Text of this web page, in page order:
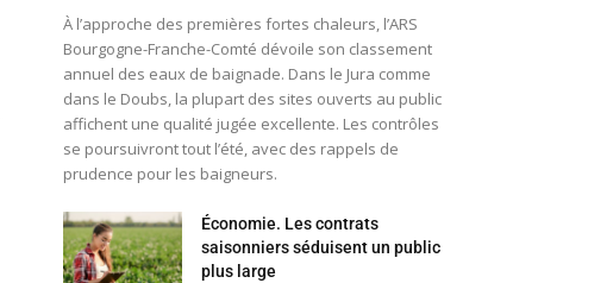
À l’approche des premières fortes chaleurs, l’ARS
Bourgogne-Franche-Comté dévoile son classement
annuel des eaux de baignade. Dans le Jura comme
dans le Doubs, la plupart des sites ouverts au public
affichent une qualité jugée excellente. Les contrôles
se poursuivront tout l’été, avec des rappels de
prudence pour les baigneurs.
Économie. Les contrats
saisonniers séduisent un public
plus large